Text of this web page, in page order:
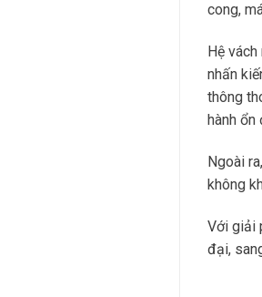
cong,
Hệ
nhấn
thông
hành ổn
Ngoài
không
Với giải
đại,